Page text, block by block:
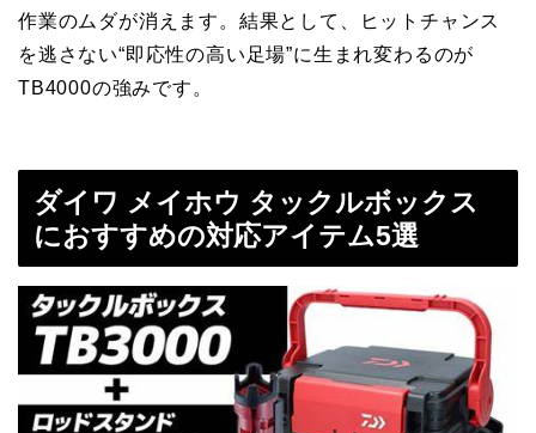
作業のムダが消えます。結果として、ヒットチャンス
を逃さない“即応性の高い足場”に生まれ変わるのが
TB4000の強みです。
ダイワ メイホウ タックルボックス
におすすめの対応アイテム5選